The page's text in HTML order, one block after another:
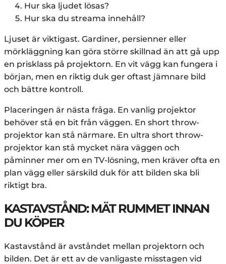
Hur ska ljudet lösas?
Hur ska du streama innehåll?
Ljuset är viktigast. Gardiner, persienner eller
mörkläggning kan göra större skillnad än att gå upp
en prisklass på projektorn. En vit vägg kan fungera i
början, men en riktig duk ger oftast jämnare bild
och bättre kontroll.
Placeringen är nästa fråga. En vanlig projektor
behöver stå en bit från väggen. En short throw-
projektor kan stå närmare. En ultra short throw-
projektor kan stå mycket nära väggen och
påminner mer om en TV-lösning, men kräver ofta en
plan vägg eller särskild duk för att bilden ska bli
riktigt bra.
KASTAVSTÅND: MÄT RUMMET INNAN
DU KÖPER
Kastavstånd är avståndet mellan projektorn och
bilden. Det är ett av de vanligaste misstagen vid